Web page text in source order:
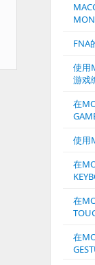
FNA
使用
游戏
在
使用
在
在
在